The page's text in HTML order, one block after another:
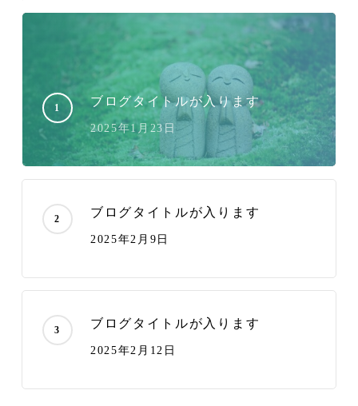
ブログタイトルが入ります
2025年1月23日
ブログタイトルが入ります
2025年2月9日
ブログタイトルが入ります
2025年2月12日